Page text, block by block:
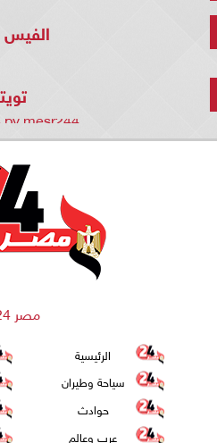
by mesr244
مصر 24
الرئيسية
سياحة وطيران
حوادث
عرب وعالم